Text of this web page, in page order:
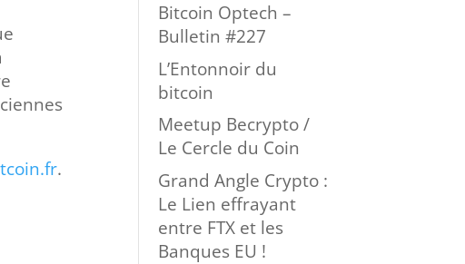
.
Bitcoin Optech –
Bulletin #227
L’Entonnoir du
bitcoin
Meetup Becrypto /
Le Cercle du Coin
Grand Angle Crypto :
Le Lien effrayant
entre FTX et les
Banques EU !